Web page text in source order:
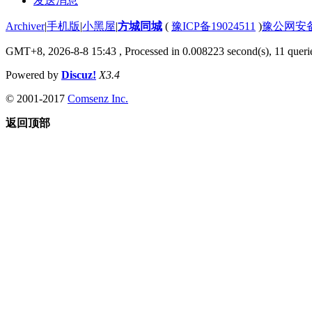
Archiver|手机版|小黑屋|方城同城 ( 豫ICP备19024511 )豫公网安
GMT+8, 2026-8-8 15:43 , Processed in 0.008223 second(s), 11
Powered by Discuz! X3.4
© 2001-2017 Comsenz Inc.
返回顶部